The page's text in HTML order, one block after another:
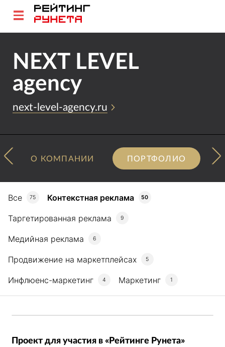
NEXT LEVEL
agency
next-level-agency.ru
О КОМПАНИИ ПОРТФОЛИО
Все 75 Контекстная реклама 50
Таргетированная реклама 9
Медийная реклама 6
Продвижение на маркетплейсах 5
Инфлюенс-маркетинг 4 Маркетинг 1
Проект для участия в «Рейтинге Рунета»